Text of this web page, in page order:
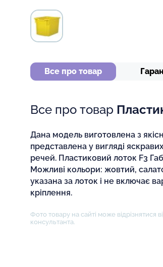
Все про товар
Все про товар
Дана модель виготовлена з
представлена у вигляді
речей. Пластиковий лоток F3
Можливі кольори: жовтий,
указана за лоток і не включає
кріплення.
Фото товару на сайті може відрізнятися
консультанта.